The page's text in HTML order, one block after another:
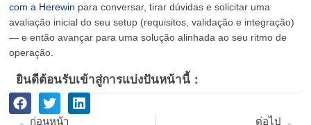
com a Herewin para conversar, tirar dúvidas e solicitar uma
avaliação inicial do seu setup (requisitos, validação e integração)
— e então avançar para uma solução alinhada ao seu ritmo de
operação.
ยินดีต้อนรับเข้าสู่การแบ่งปันหน้านี้：
ก่อนหน้า
ต่อไป